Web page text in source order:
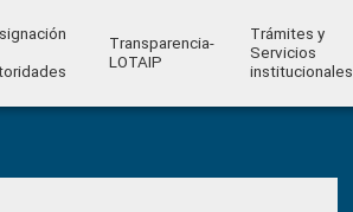
Transparencia-
LOTAIP
Trámites y
Servicios
institucionales